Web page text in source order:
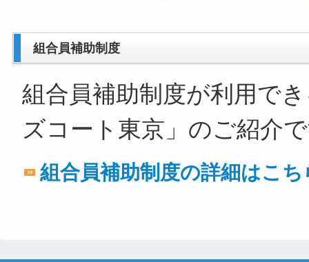
組合員補助制度
組合員補助制度が利用で
ズコート東京」のご紹介
組合員補助制度の詳細はこち